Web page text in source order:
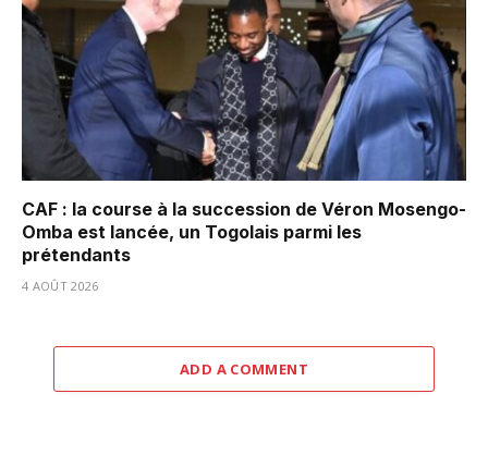
CAF : la course à la succession de Véron Mosengo-
Omba est lancée, un Togolais parmi les
prétendants
4 AOÛT 2026
ADD A COMMENT